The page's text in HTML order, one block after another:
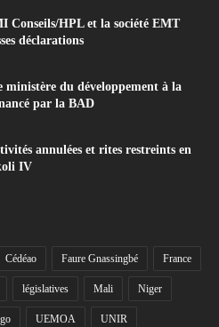
Conseils/HPL et la société EMT
déclarations
ministère du développement à la
par la BAD
annulées et rites restreints en
IV
Cédéao Faure Gnassingbé France
législatives Mali Niger
UEMOA UNIR